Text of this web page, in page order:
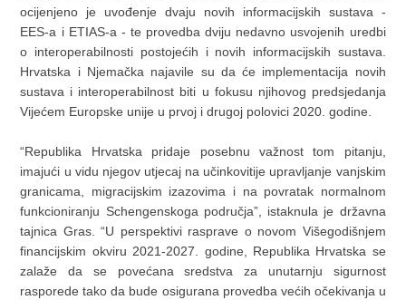
ocijenjeno je uvođenje dvaju novih informacijskih sustava -
EES-a i ETIAS-a - te provedba dviju nedavno usvojenih uredbi
o interoperabilnosti postojećih i novih informacijskih sustava.
Hrvatska i Njemačka najavile su da će implementacija novih
sustava i interoperabilnost biti u fokusu njihovog predsjedanja
Vijećem Europske unije u prvoj i drugoj polovici 2020. godine.
“Republika Hrvatska pridaje posebnu važnost tom pitanju,
imajući u vidu njegov utjecaj na učinkovitije upravljanje vanjskim
granicama, migracijskim izazovima i na povratak normalnom
funkcioniranju Schengenskoga područja”, istaknula je državna
tajnica Gras. “U perspektivi rasprave o novom Višegodišnjem
financijskim okviru 2021-2027. godine, Republika Hrvatska se
zalaže da se povećana sredstva za unutarnju sigurnost
rasporede tako da bude osigurana provedba većih očekivanja u